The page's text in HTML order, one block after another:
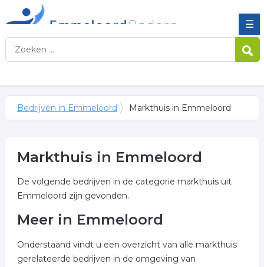
☰
Bedrijven in Emmeloord Markthuis in Emmeloord
Markthuis in Emmeloord
De volgende bedrijven in de categorie markthuis uit
Emmeloord zijn gevonden.
Meer in Emmeloord
Onderstaand vindt u een overzicht van alle markthuis
gerelateerde bedrijven in de omgeving van